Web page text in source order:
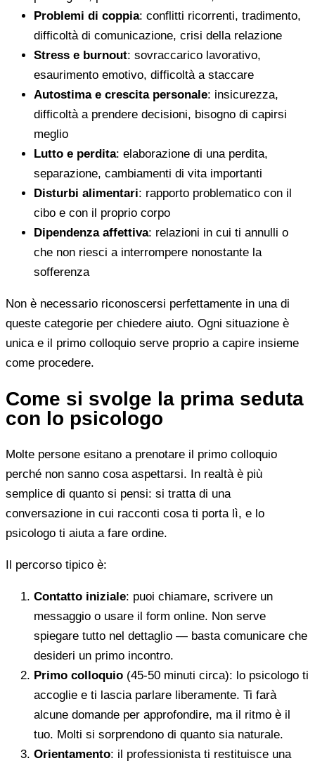
Problemi di coppia: conflitti ricorrenti, tradimento,
difficoltà di comunicazione, crisi della relazione
Stress e burnout: sovraccarico lavorativo,
esaurimento emotivo, difficoltà a staccare
Autostima e crescita personale: insicurezza,
difficoltà a prendere decisioni, bisogno di capirsi
meglio
Lutto e perdita: elaborazione di una perdita,
separazione, cambiamenti di vita importanti
Disturbi alimentari: rapporto problematico con il
cibo e con il proprio corpo
Dipendenza affettiva: relazioni in cui ti annulli o
che non riesci a interrompere nonostante la
sofferenza
Non è necessario riconoscersi perfettamente in una di
queste categorie per chiedere aiuto. Ogni situazione è
unica e il primo colloquio serve proprio a capire insieme
come procedere.
Come si svolge la prima seduta
con lo psicologo
Molte persone esitano a prenotare il primo colloquio
perché non sanno cosa aspettarsi. In realtà è più
semplice di quanto si pensi: si tratta di una
conversazione in cui racconti cosa ti porta lì, e lo
psicologo ti aiuta a fare ordine.
Il percorso tipico è:
Contatto iniziale: puoi chiamare, scrivere un
messaggio o usare il form online. Non serve
spiegare tutto nel dettaglio — basta comunicare che
desideri un primo incontro.
Primo colloquio (45-50 minuti circa): lo psicologo ti
accoglie e ti lascia parlare liberamente. Ti farà
alcune domande per approfondire, ma il ritmo è il
tuo. Molti si sorprendono di quanto sia naturale.
Orientamento: il professionista ti restituisce una